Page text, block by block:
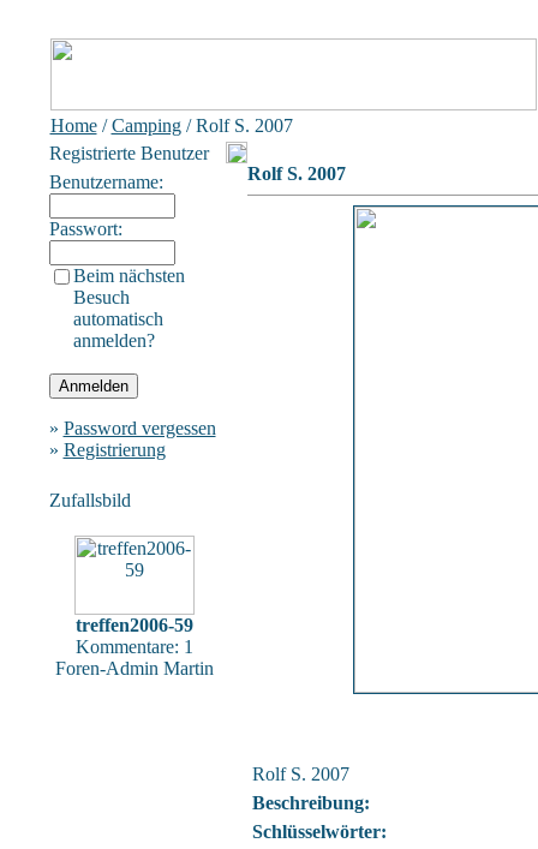
Home/Camping/ Rolf S. 2007
Registrierte Benutzer
Benutzername:
Passwort:
Beim nächsten
Besuch
automatisch
anmelden?
» Password vergessen
» Registrierung
Zufallsbild
treffen2006-59
Kommentare: 1
Foren-Admin Martin
Rolf S. 2007
Rolf S. 2007
Beschreibung:
Schlüsselwörter: